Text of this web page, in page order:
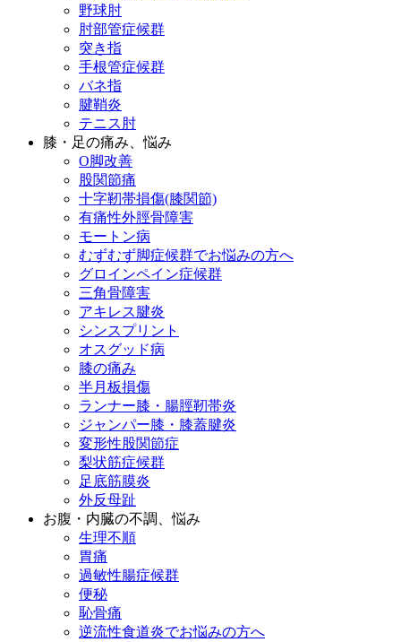
野球肘
肘部管症候群
突き指
手根管症候群
バネ指
腱鞘炎
テニス肘
膝・足の痛み、悩み
O脚改善
股関節痛
十字靭帯損傷(膝関節)
有痛性外脛骨障害
モートン病
むずむず脚症候群でお悩みの方へ
グロインペイン症候群
三角骨障害
アキレス腱炎
シンスプリント
オスグッド病
膝の痛み
半月板損傷
ランナー膝・腸脛靭帯炎
ジャンパー膝・膝蓋腱炎
変形性股関節症
梨状筋症候群
足底筋膜炎
外反母趾
お腹・内臓の不調、悩み
生理不順
胃痛
過敏性腸症候群
便秘
恥骨痛
逆流性食道炎でお悩みの方へ